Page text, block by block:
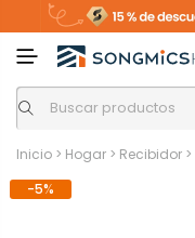
Inicio > Hogar > Recibidor >
-5%